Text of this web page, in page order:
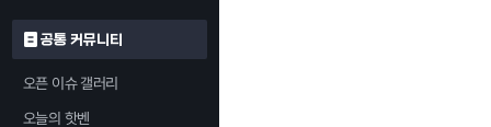
공통 커뮤니티
오픈 이슈 갤러리
오늘의 핫벤